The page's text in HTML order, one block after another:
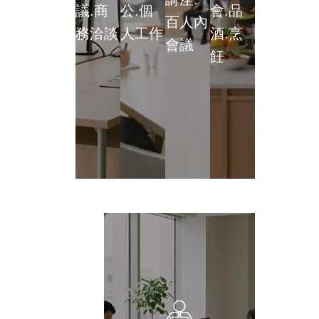
議.商
務洽談
公.個
人工作
百人內
會議
會.品
酒.烹
飪